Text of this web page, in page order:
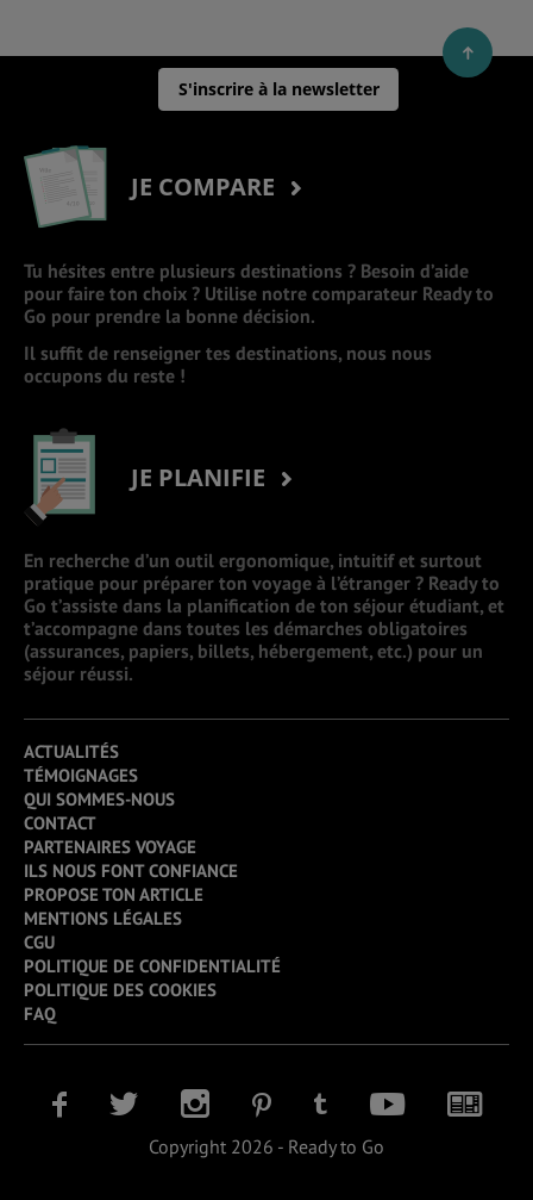
S'inscrire à la newsletter
JE COMPARE
Tu hésites entre plusieurs destinations ? Besoin d’aide
pour faire ton choix ? Utilise notre comparateur Ready to
Go pour prendre la bonne décision.
Il suffit de renseigner tes destinations, nous nous
occupons du reste !
JE PLANIFIE
En recherche d’un outil ergonomique, intuitif et surtout
pratique pour préparer ton voyage à l’étranger ? Ready to
Go t’assiste dans la planification de ton séjour étudiant, et
t’accompagne dans toutes les démarches obligatoires
(assurances, papiers, billets, hébergement, etc.) pour un
séjour réussi.
ACTUALITÉS
TÉMOIGNAGES
QUI SOMMES-NOUS
CONTACT
PARTENAIRES VOYAGE
ILS NOUS FONT CONFIANCE
PROPOSE TON ARTICLE
MENTIONS LÉGALES
CGU
POLITIQUE DE CONFIDENTIALITÉ
POLITIQUE DES COOKIES
FAQ
Copyright 2026 - Ready to Go